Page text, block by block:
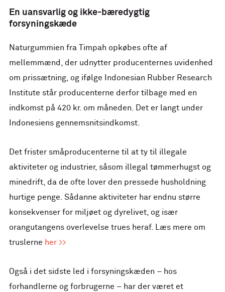
En uansvarlig og ikke-bæredygtig
forsyningskæde
Naturgummien fra Timpah opkøbes ofte af
mellemmænd, der udnytter producenternes uvidenhed
om prissætning, og ifølge Indonesian Rubber Research
Institute står producenterne derfor tilbage med en
indkomst på 420 kr. om måneden. Det er langt under
Indonesiens gennemsnitsindkomst.
Det frister småproducenterne til at ty til illegale
aktiviteter og industrier, såsom illegal tømmerhugst og
minedrift, da de ofte lover den pressede husholdning
hurtige penge. Sådanne aktiviteter har endnu større
konsekvenser for miljøet og dyrelivet, og især
orangutangens overlevelse trues heraf. Læs mere om
truslerne her >>
Også i det sidste led i forsyningskæden – hos
forhandlerne og forbrugerne – har der været et